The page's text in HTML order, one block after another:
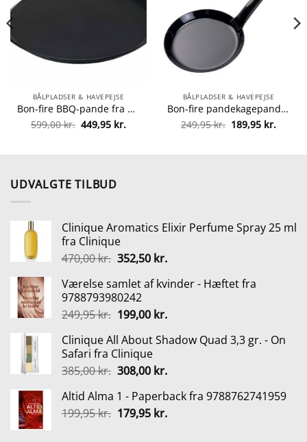
BÅLPLADSER & HAVEPEJSE
Bon-fire BBQ-pande fra Bon-fire 5708085100084
599,00kr. Den
oprindelige
599,00 kr..
449,95 kr.
aktuelle
449,95 kr..
BÅLPLADSER & HAVEPEJSE
Bon-fire pandekagepande fra Bon-fire 5708085100091
249,95kr. Den
oprindelige
249,95 kr..
189,95 kr.
UDVALGTE TILBUD
Clinique Aromatics Elixir Perfume Spray 25 ml
fra Clinique
470,00kr. Den
pris
var:
470,00 kr..
352,50 kr.Den
pris
352,50 kr..
Værelse samlet af kvinder - Hæftet fra
9788793980242
249,95kr. Den
pris
var:
249,95 kr..
199,00 kr.Den
pris
199,00 kr..
Clinique All About Shadow Quad 3,3 gr. - On
Safari fra Clinique
385,00kr. Den
pris
var:
308,00 kr.Den
pris
er:
Altid Alma 1 - Paperback fra 9788762741959
199,95kr. Den
179,95 kr.Den